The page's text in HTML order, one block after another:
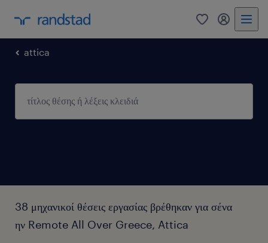
0 my
attica
38 μηχανικοί θέσεις εργασίας βρέθηκαν για σένα
ην Remote All Over Greece, Attica